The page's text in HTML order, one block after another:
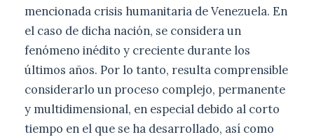
mencionada crisis humanitaria de Venezuela. En
el caso de dicha nación, se considera un
fenómeno inédito y creciente durante los
últimos años. Por lo tanto, resulta comprensible
considerarlo un proceso complejo, permanente
y multidimensional, en especial debido al corto
tiempo en el que se ha desarrollado, así como